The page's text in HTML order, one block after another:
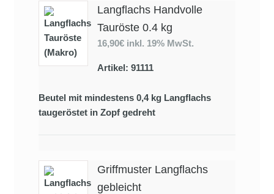
Langflachs Handvolle
Tauröste 0.4 kg
16,90€ inkl. 19% MwSt.
Artikel: 91111
Beutel mit mindestens 0,4 kg Langflachs
taugeröstet in Zopf gedreht
Griffmuster Langflachs
gebleicht